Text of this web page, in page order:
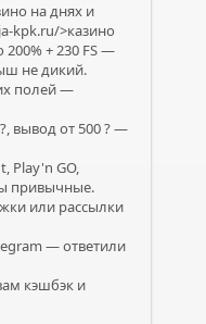
на днях и
kpk.ru/>казино
200% + 230 FS —
не дикий.
полей —
вывод от 500 ? —
Play'n GO,
привычные.
или рассылки
— ответили
кэшбэк и